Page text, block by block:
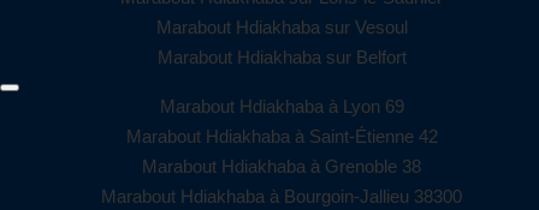
Marabout Hdiakhaba sur Vesoul
Marabout Hdiakhaba sur Belfort
Marabout Hdiakhaba à Lyon 69
Marabout Hdiakhaba à Saint-Étienne 42
Marabout Hdiakhaba à Grenoble 38
Marabout Hdiakhaba à Bourgoin-Jallieu 38300